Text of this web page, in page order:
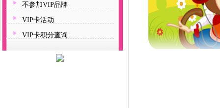
不参加VIP品牌
VIP卡活动
VIP卡积分查询